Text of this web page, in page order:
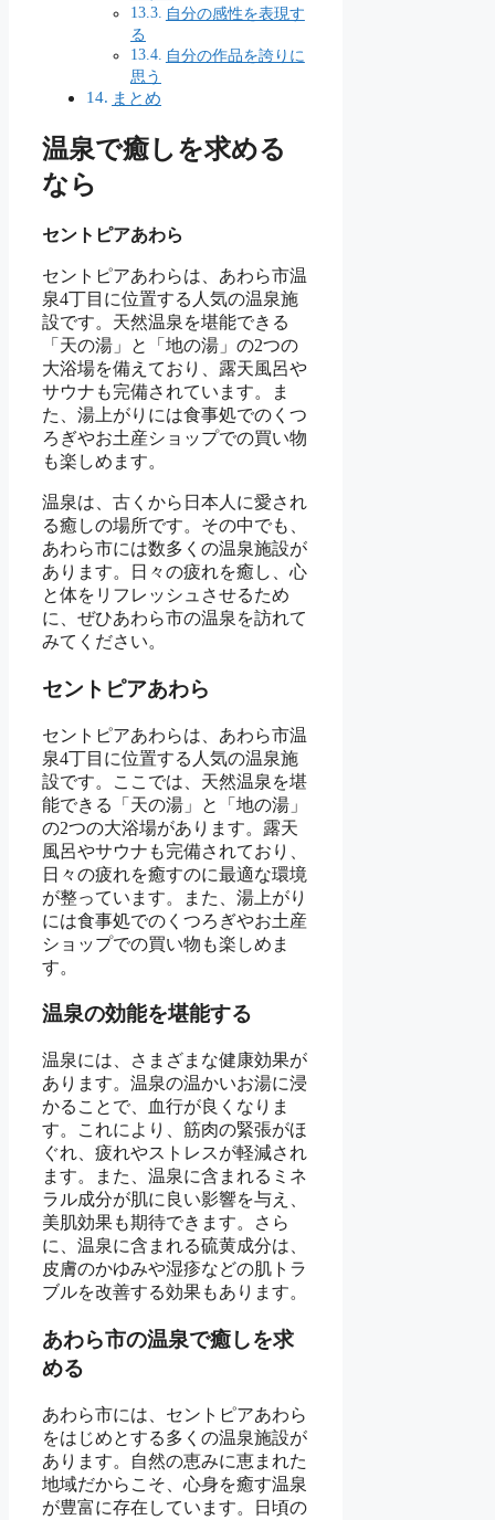
自分の感性を表現す
る
自分の作品を誇りに
思う
まとめ
温泉で癒しを求める
なら
セントピアあわら
セントピアあわらは、あわら市温
泉4丁目に位置する人気の温泉施
設です。天然温泉を堪能できる
「天の湯」と「地の湯」の2つの
大浴場を備えており、露天風呂や
サウナも完備されています。ま
た、湯上がりには食事処でのくつ
ろぎやお土産ショップでの買い物
も楽しめます。
温泉は、古くから日本人に愛され
る癒しの場所です。その中でも、
あわら市には数多くの温泉施設が
あります。日々の疲れを癒し、心
と体をリフレッシュさせるため
に、ぜひあわら市の温泉を訪れて
みてください。
セントピアあわら
セントピアあわらは、あわら市温
泉4丁目に位置する人気の温泉施
設です。ここでは、天然温泉を堪
能できる「天の湯」と「地の湯」
の2つの大浴場があります。露天
風呂やサウナも完備されており、
日々の疲れを癒すのに最適な環境
が整っています。また、湯上がり
には食事処でのくつろぎやお土産
ショップでの買い物も楽しめま
す。
温泉の効能を堪能する
温泉には、さまざまな健康効果が
あります。温泉の温かいお湯に浸
かることで、血行が良くなりま
す。これにより、筋肉の緊張がほ
ぐれ、疲れやストレスが軽減され
ます。また、温泉に含まれるミネ
ラル成分が肌に良い影響を与え、
美肌効果も期待できます。さら
に、温泉に含まれる硫黄成分は、
皮膚のかゆみや湿疹などの肌トラ
ブルを改善する効果もあります。
あわら市の温泉で癒しを求
める
あわら市には、セントピアあわら
をはじめとする多くの温泉施設が
あります。自然の恵みに恵まれた
地域だからこそ、心身を癒す温泉
が豊富に存在しています。日頃の